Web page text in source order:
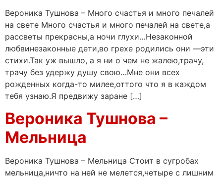
Вероника Тушнова – Много счастья и много печалей
на свете Много счастья и много печалей на свете,а
рассветы прекрасны,а ночи глухи…Незаконной
любвинезаконные дети,во грехе родились они —эти
стихи.Так уж вышло, а я ни о чем не жалею,трачу,
трачу без удержу душу свою…Мне они всех
рожденных когда-то милее,оттого что я в каждом
тебя узнаю.Я предвижу заране […]
Вероника Тушнова –
Мельница
Вероника Тушнова – Мельница Стоит в сугробах
мельница,ничто на ней не мелется,четыре с лишним